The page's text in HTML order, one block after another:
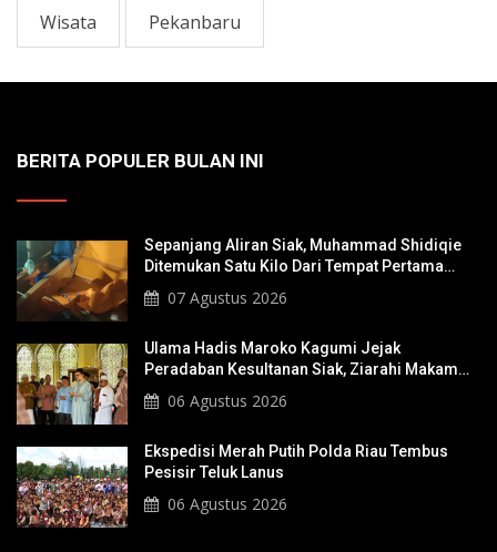
Wisata Pekanbaru
BERITA POPULER BULAN INI
Sepanjang Aliran Siak, Muhammad Shidiqie
Ditemukan Satu Kilo Dari Tempat Pertama
Tenggelam
07 Agustus 2026
Ulama Hadis Maroko Kagumi Jejak
Peradaban Kesultanan Siak, Ziarahi Makam
Sultan Hingga Pendiri Pekanbaru
06 Agustus 2026
Ekspedisi Merah Putih Polda Riau Tembus
Pesisir Teluk Lanus
06 Agustus 2026